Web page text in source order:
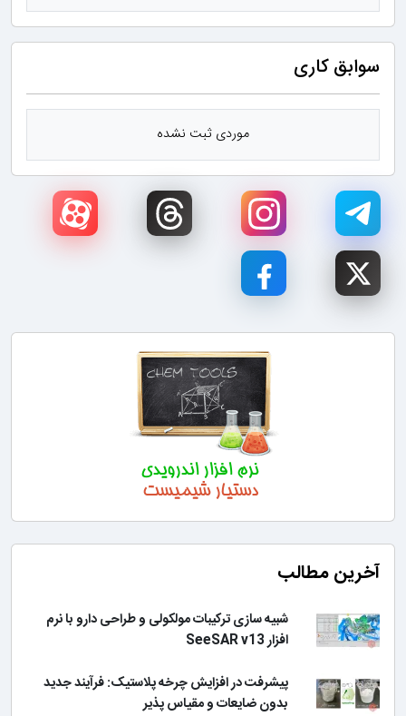
سوابق کاری
موردی ثبت نشده
آخرین مطالب
شبیه سازی ترکیبات مولکولی و طراحی دارو با نرم
افزار SeeSAR v13
پیشرفت در افزایش چرخه پلاستیک: فرآیند جدید
بدون ضایعات و مقیاس پذیر